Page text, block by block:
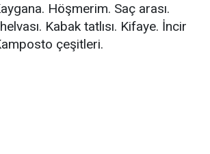
Höşmerim. Saç arası.
Kabak tatlısı. Kifaye. İncir
çeşitleri.